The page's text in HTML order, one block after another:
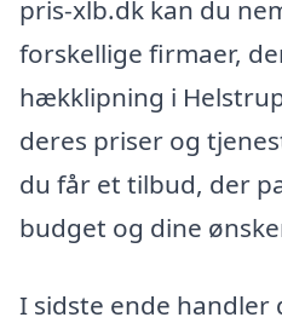
pris-xlb.dk kan du
forskellige firmaer,
hækklipning i
deres priser og
du får et tilbud, der
budget og dine
I sidste ende handler